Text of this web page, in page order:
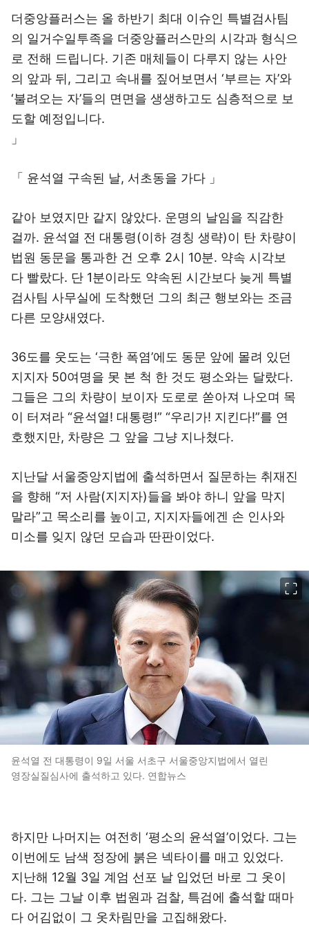
더중앙플러스는 올 하반기 최대 이슈인 특별검사팀
의 일거수일투족을 더중앙플러스만의 시각과 형식으
로 전해 드립니다. 기존 매체들이 다루지 않는 사안
의 앞과 뒤, 그리고 속내를 짚어보면서 ‘부르는 자’와
‘불려오는 자’들의 면면을 생생하고도 심층적으로 보
도할 예정입니다.
」
「 윤석열 구속된 날, 서초동을 가다 」
같아 보였지만 같지 않았다. 운명의 날임을 직감한
걸까. 윤석열 전 대통령(이하 경칭 생략)이 탄 차량이
법원 동문을 통과한 건 오후 2시 10분. 약속 시각보
다 빨랐다. 단 1분이라도 약속된 시간보다 늦게 특별
검사팀 사무실에 도착했던 그의 최근 행보와는 조금
다른 모양새였다.
36도를 웃도는 ‘극한 폭염’에도 동문 앞에 몰려 있던
지지자 50여명을 못 본 척 한 것도 평소와는 달랐다.
그들은 그의 차량이 보이자 도로로 쏟아져 나오며 목
이 터져라 “윤석열! 대통령!” “우리가! 지킨다!”를 연
호했지만, 차량은 그 앞을 그냥 지나쳤다.
지난달 서울중앙지법에 출석하면서 질문하는 취재진
을 향해 “저 사람(지지자)들을 봐야 하니 앞을 막지
말라”고 목소리를 높이고, 지지자들에겐 손 인사와
미소를 잊지 않던 모습과 딴판이었다.
윤석열 전 대통령이 9일 서울 서초구 서울중앙지법에서 열린
영장실질심사에 출석하고 있다. 연합뉴스
하지만 나머지는 여전히 ‘평소의 윤석열’이었다. 그는
이번에도 남색 정장에 붉은 넥타이를 매고 있었다.
지난해 12월 3일 계엄 선포 날 입었던 바로 그 옷이
다. 그는 그날 이후 법원과 검찰, 특검에 출석할 때마
다 어김없이 그 옷차림만을 고집해왔다.